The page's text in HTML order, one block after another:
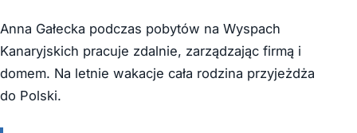
Anna Gałecka podczas pobytów na Wyspach
Kanaryjskich pracuje zdalnie, zarządzając firmą i
domem. Na letnie wakacje cała rodzina przyjeżdża
do Polski.